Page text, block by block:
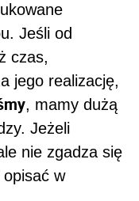
Jeśli od
czas,
jego realizację,
, mamy dużą
Jeżeli
nie zgadza się
w